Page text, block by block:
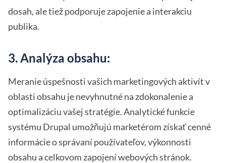
dosah, ale tiež podporuje zapojenie a interakciu
publika.
3. Analýza obsahu:
Meranie úspešnosti vašich marketingových aktivít v
oblasti obsahu je nevyhnutné na zdokonalenie a
optimalizáciu vašej stratégie. Analytické funkcie
systému Drupal umožňujú marketérom získať cenné
informácie o správaní používateľov, výkonnosti
obsahu a celkovom zapojení webových stránok.